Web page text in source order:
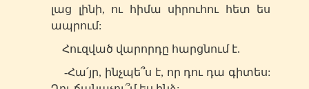
լաց լինի, ու հիմա սիրուհու հետ ես
ապրում:
Հուզված վարորդը հարցնում է.
-Հա՛յր, ինչպե՞ս է, որ դու դա գիտես: